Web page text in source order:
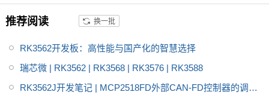
SI、双网口、CAN-FD及树莓派
兼容40Pin GPIO接口。尺寸仅12
检、园区安防、工地安全监测等
端侧AI场景设计，提供10年供应
推荐阅读 换一批
RK3562开发板：高性能与国产化的智慧选择
瑞芯微 | RK3562 | RK3568 | RK3576 | RK3588
RK3562J开发笔记 | MCP2518FD外部CAN-FD控制器的调试